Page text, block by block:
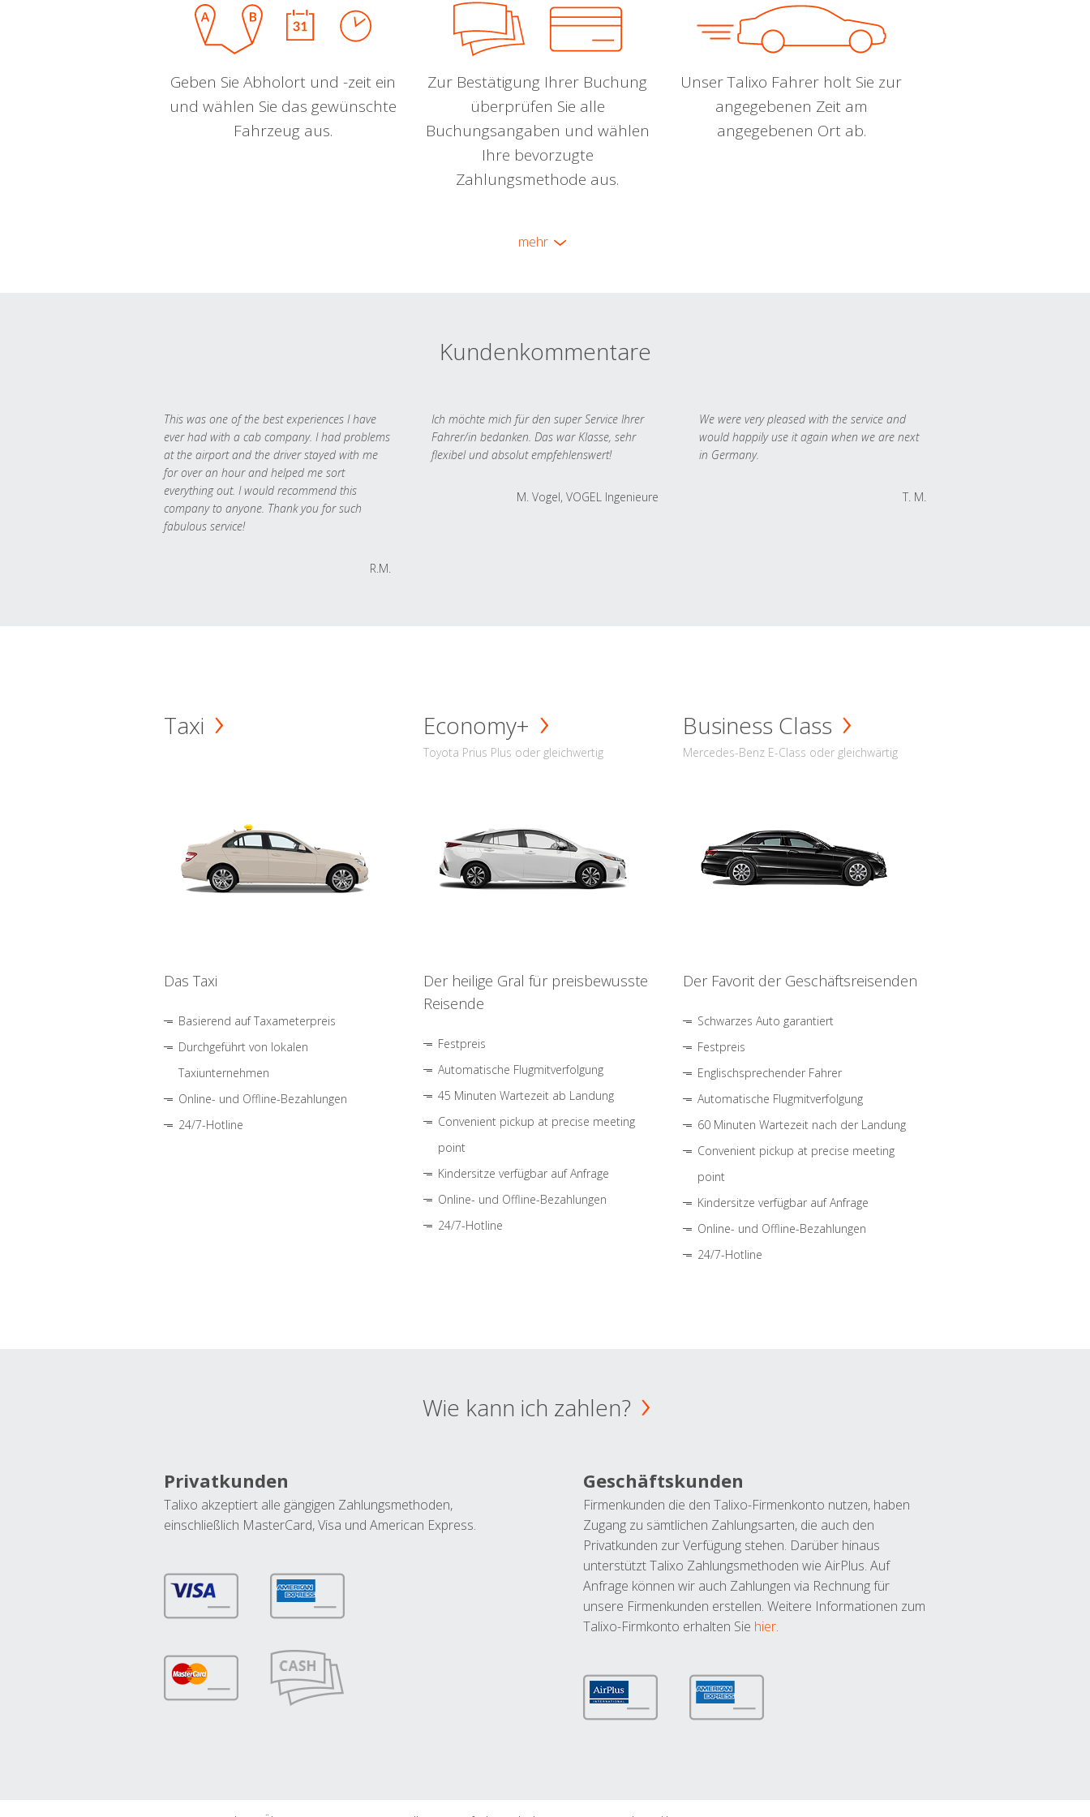
Geben Sie Abholort und -zeit ein
und wählen Sie das gewünschte
Fahrzeug aus.
Zur Bestätigung Ihrer Buchung
überprüfen Sie alle
Buchungsangaben und wählen
Ihre bevorzugte
Zahlungsmethode aus.
Unser Talixo Fahrer holt Sie zur
angegebenen Zeit am
angegebenen Ort ab.
mehr
Kundenkommentare
This was one of the best experiences I have
ever had with a cab company. I had problems
at the airport and the driver stayed with me
for over an hour and helped me sort
everything out. I would recommend this
company to anyone. Thank you for such
fabulous service!
R.M.
Ich möchte mich für den super Service Ihrer
Fahrer/in bedanken. Das war Klasse, sehr
flexibel und absolut empfehlenswert!
M. Vogel, VOGEL Ingenieure
We were very pleased with the service and
would happily use it again when we are next
in Germany.
T. M.
Taxi
Das Taxi
Basierend auf Taxameterpreis
Durchgeführt von lokalen
Taxiunternehmen
Online- und Offline-Bezahlungen
24/7-Hotline
Economy+
Toyota Prius Plus oder gleichwertig
Der heilige Gral für preisbewusste
Reisende
Festpreis
Automatische Flugmitverfolgung
45 Minuten Wartezeit ab Landung
Convenient pickup at precise meeting
point
Kindersitze verfügbar auf Anfrage
Online- und Offline-Bezahlungen
24/7-Hotline
Business Class
Mercedes-Benz E-Class oder gleichwärtig
Der Favorit der Geschäftsreisenden
Schwarzes Auto garantiert
Festpreis
Englischsprechender Fahrer
Automatische Flugmitverfolgung
60 Minuten Wartezeit nach der Landung
Convenient pickup at precise meeting
point
Kindersitze verfügbar auf Anfrage
Online- und Offline-Bezahlungen
24/7-Hotline
Wie kann ich zahlen?
Privatkunden
Talixo akzeptiert alle gängigen Zahlungsmethoden,
einschließlich MasterCard, Visa und American Express.
Geschäftskunden
Firmenkunden die den Talixo-Firmenkonto nutzen, haben
Zugang zu sämtlichen Zahlungsarten, die auch den
Privatkunden zur Verfügung stehen. Darüber hinaus
unterstützt Talixo Zahlungsmethoden wie AirPlus. Auf
Anfrage können wir auch Zahlungen via Rechnung für
unsere Firmenkunden erstellen. Weitere Informationen zum
Talixo-Firmkonto erhalten Sie hier.